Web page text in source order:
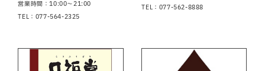
営業時間：10:00～21:00
TEL：077-564-2325
TEL：077-562-8888